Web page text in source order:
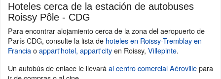
Hoteles cerca de la estación de autobuses
Roissy Pôle - CDG
Para encontrar alojamiento cerca de la zona del aeropuerto de
París CDG, consulte la lista de hoteles en Roissy-Tremblay en
Franciaoappart'hotel, appart'cityen Roissy, Villepinte.
Un autobús de enlace le llevaráal centro comercial Aérovillepara